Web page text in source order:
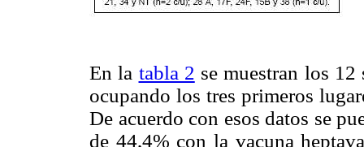
En la tabla 2 se muestran los
ocupando los tres primeros
De acuerdo con esos datos se
de 44,4% con la vacuna